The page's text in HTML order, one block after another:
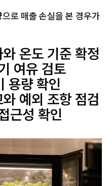
로 매출 손실을 본 경우가
온도 기준 확정
여유 검토
용량 확인
예외 조항 점검
근성 확인